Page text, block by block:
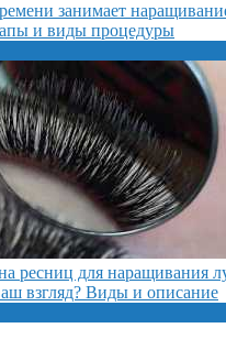
занимает
и виды процедуры
ресниц для наращивания
взгляд? Виды и описание